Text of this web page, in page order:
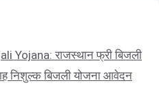
Yojana: राजस्थान फ्री बिजली
निशुल्क बिजली योजना आवेदन